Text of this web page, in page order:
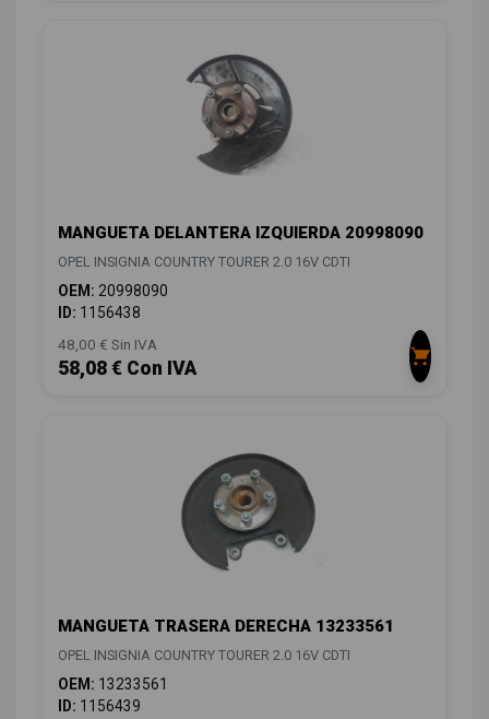
MANGUETA DELANTERA IZQUIERDA 20998090
OPEL INSIGNIA COUNTRY TOURER 2.0 16V CDTI
OEM: 20998090
ID: 1156438
48,00 € Sin IVA
58,08 € Con IVA
MANGUETA TRASERA DERECHA 13233561
OPEL INSIGNIA COUNTRY TOURER 2.0 16V CDTI
OEM: 13233561
ID: 1156439